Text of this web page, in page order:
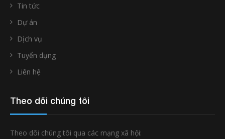
Tin tức
Dự án
Dịch vụ
Tuyển dụng
Liên hệ
Theo dõi chúng tôi
Theo dõi chúng tôi qua các mạng xã hội: